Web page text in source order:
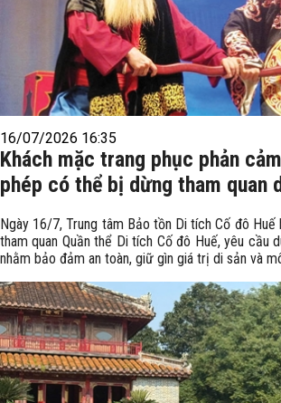
16/07/2026 16:35
Khách mặc trang phục phản
phép có thể bị dừng tham quan
Ngày 16/7, Trung tâm Bảo tồn Di tích Cố đô Huế
tham quan Quần thể Di tích Cố đô Huế, yêu cầu
nhằm bảo đảm an toàn, giữ gìn giá trị di sản và